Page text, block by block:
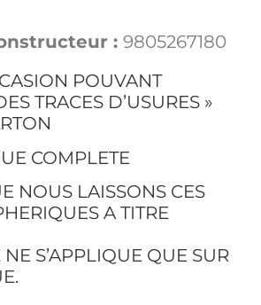
: 9805267180
POUVANT
TRACES D’USURES »
COMPLETE
NOUS LAISSONS CES
A TITRE
S’APPLIQUE QUE SUR